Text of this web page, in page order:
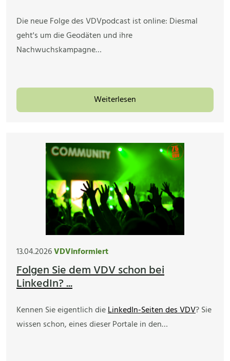
Die neue Folge des VDVpodcast ist online: Diesmal
geht's um die Geodäten und ihre
Nachwuchskampagne…
Weiterlesen
13.04.2026VDVinformiert
Folgen Sie dem VDV schon bei
LinkedIn? ...
Kennen Sie eigentlich dieLinkedIn-Seiten des VDV? Sie
wissen schon, eines dieser Portale in den…